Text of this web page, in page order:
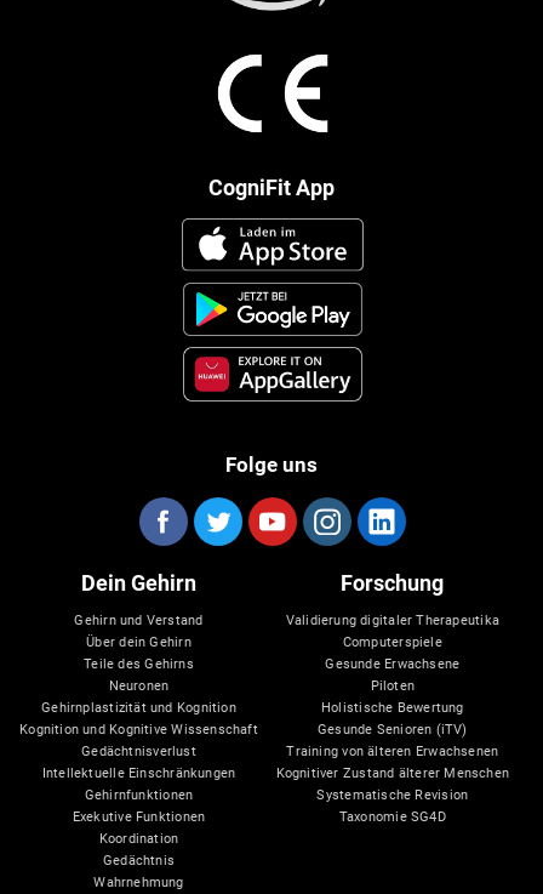
CogniFit App
Folge uns
Dein Gehirn
Gehirn und Verstand
Über dein Gehirn
Teile des Gehirns
Neuronen
Gehirnplastizität und Kognition
Kognition und Kognitive Wissenschaft
Gedächtnisverlust
Intellektuelle Einschränkungen
Gehirnfunktionen
Exekutive Funktionen
Koordination
Gedächtnis
Wahrnehmung
Forschung
Validierung digitaler Therapeutika
Computerspiele
Gesunde Erwachsene
Piloten
Holistische Bewertung
Gesunde Senioren (iTV)
Training von älteren Erwachsenen
Kognitiver Zustand älterer Menschen
Systematische Revision
Taxonomie SG4D